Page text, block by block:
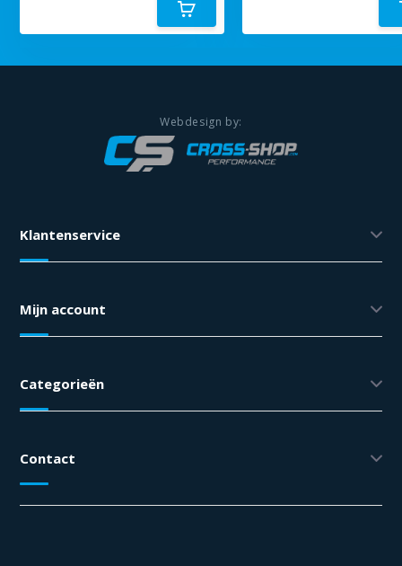
Klantenservice
Mijn account
Categorieën
Contact